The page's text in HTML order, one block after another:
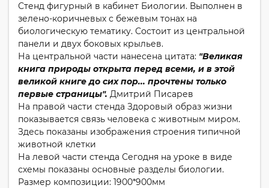
Стенд фигурный в кабинет Биологии. Выполнен в
зелено-коричневых с бежевым тонах на
биологическую тематику. Состоит из центральной
панели и двух боковых крыльев.
На центральной части нанесена цитата: "Великая
книга природы открыта перед всеми, и в этой
великой книге до сих пор... прочтены только
первые страницы". Дмитрий Писарев
На правой части стенда Здоровый образ жизни
показывается связь человека с животным миром.
Здесь показаны изображения строения типичной
животной клетки
На левой части стенда Сегодня на уроке в виде
схемы показаны основные разделы биологии.
Размер композиции: 1900*900мм